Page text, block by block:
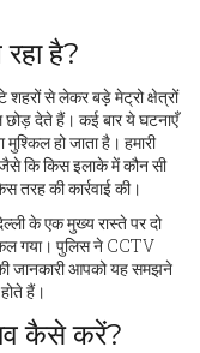
है?
से लेकर बड़े मेट्रो क्षेत्रों
देते हैं। कई बार ये घटनाएँ
हो जाता है। हमारी
कि किस इलाके में कौन सी
तरह की कार्रवाई की।
के एक मुख्य रास्ते पर दो
गया। पुलिस ने CCTV
जानकारी आपको यह समझने
हैं।
कैसे करें?